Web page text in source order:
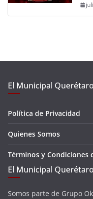
El Municipal Querétaro
Política de Privacidad
Quienes Somos
Términos y Condiciones
El Municipal Querétaro
Somos parte de Grupo